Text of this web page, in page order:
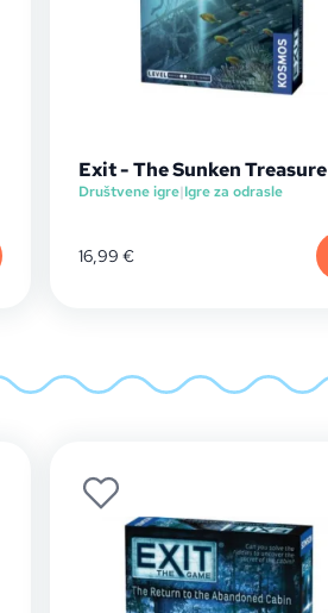
Exit - The Sunken Treasure
Društvene igre|Igre za odrasle
16,99 €